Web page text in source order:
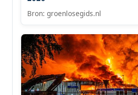
Bron: groenlosegids.nl